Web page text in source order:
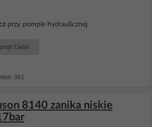
przy pompie hydraulicznej.
Ciężki
381
8140 zanika niskie